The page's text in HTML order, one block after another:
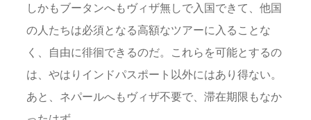
しかもブータンへもヴィザ無しで入国できて、他国
の人たちは必須となる高額なツアーに入ることな
く、自由に徘徊できるのだ。これらを可能とするの
は、やはりインドパスポート以外にはあり得ない。
あと、ネパールへもヴィザ不要で、滞在期限もなか